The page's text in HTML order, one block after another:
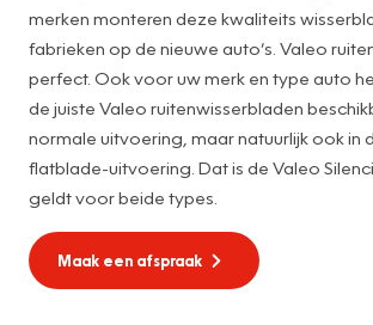
merken monteren deze kwaliteits
fabrieken op de nieuwe auto’s. Valeo
perfect. Ook voor uw merk en type auto
de juiste Valeo ruitenwisserbladen
normale uitvoering, maar natuurlijk ook in
flatblade-uitvoering. Dat is de Valeo
geldt voor beide types.
Maak een afspraak